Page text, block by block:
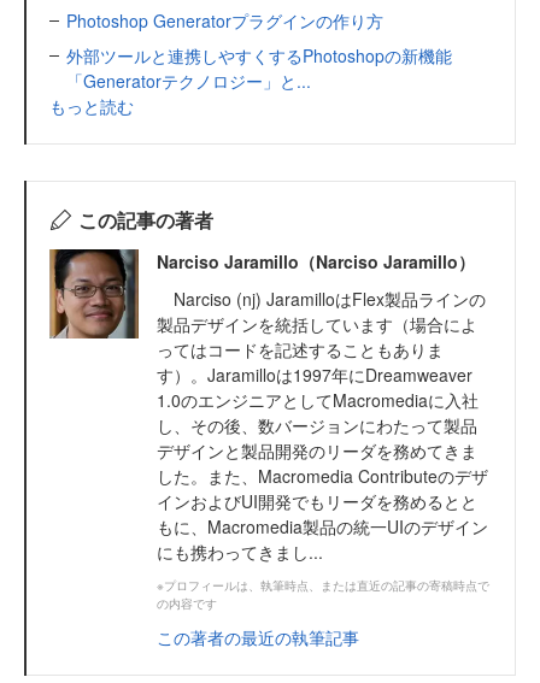
Photoshop Generatorプラグインの作り方
外部ツールと連携しやすくするPhotoshopの新機能
「Generatorテクノロジー」と...
もっと読む
この記事の著者
Narciso Jaramillo（Narciso Jaramillo）
Narciso (nj) JaramilloはFlex製品ラインの
製品デザインを統括しています（場合によ
ってはコードを記述することもありま
す）。Jaramilloは1997年にDreamweaver
1.0のエンジニアとしてMacromediaに入社
し、その後、数バージョンにわたって製品
デザインと製品開発のリーダを務めてきま
した。また、Macromedia Contributeのデザ
インおよびUI開発でもリーダを務めるとと
もに、Macromedia製品の統一UIのデザイン
にも携わってきまし...
※プロフィールは、執筆時点、または直近の記事の寄稿時点で
の内容です
この著者の最近の執筆記事